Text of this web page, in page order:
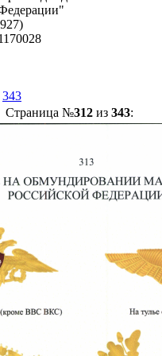
343
Страница №312из 343: